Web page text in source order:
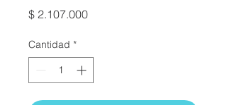
$ 2.107.000Precio
Cantidad *